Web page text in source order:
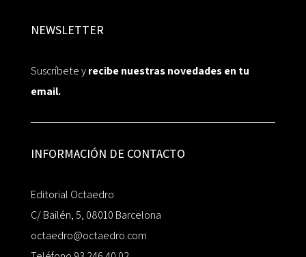
NEWSLETTER
Suscríbete yrecibe nuestras novedades en tu
email.
INFORMACIÓN DE CONTACTO
Editorial Octaedro
C/ Bailén, 5, 08010 Barcelona
octaedro@octaedro.com